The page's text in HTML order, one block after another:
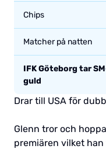
Chips
Matcher på natten
IFK Göteborg tar
guld
Drar till USA för
Glenn tror och
premiären vilket